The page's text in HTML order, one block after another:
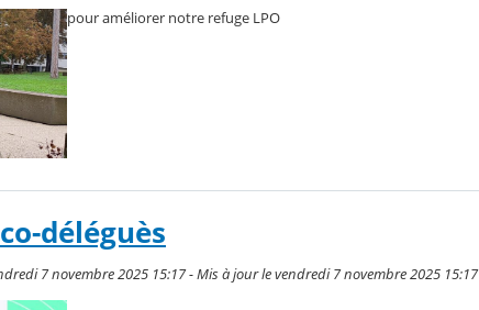
pour améliorer notre refuge LPO
déléguès
7 novembre 2025 15:17 - Mis à jour le vendredi 7 novembre 2025 15:17